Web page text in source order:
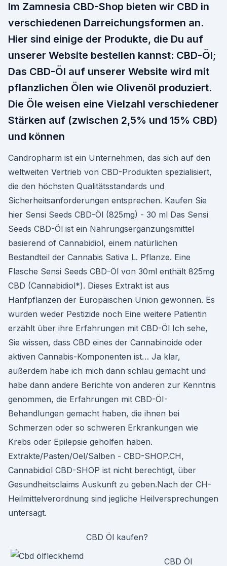
Im Zamnesia CBD-Shop bieten wir CBD in
verschiedenen Darreichungsformen an.
Hier sind einige der Produkte, die Du auf
unserer Website bestellen kannst: CBD-Öl;
Das CBD-Öl auf unserer Website wird mit
pflanzlichen Ölen wie Olivenöl produziert.
Die Öle weisen eine Vielzahl verschiedener
Stärken auf (zwischen 2,5% und 15% CBD)
und können
Candropharm ist ein Unternehmen, das sich auf den
weltweiten Vertrieb von CBD-Produkten spezialisiert,
die den höchsten Qualitätsstandards und
Sicherheitsanforderungen entsprechen. Kaufen Sie
hier Sensi Seeds CBD-Öl (825mg) - 30 ml Das Sensi
Seeds CBD-Öl ist ein Nahrungsergänzungsmittel
basierend of Cannabidiol, einem natürlichen
Bestandteil der Cannabis Sativa L. Pflanze. Eine
Flasche Sensi Seeds CBD-Öl von 30ml enthält 825mg
CBD (Cannabidiol*). Dieses Extrakt ist aus
Hanfpflanzen der Europäischen Union gewonnen. Es
wurden weder Pestizide noch Eine weitere Patientin
erzählt über ihre Erfahrungen mit CBD-Öl Ich sehe,
Sie wissen, dass CBD eines der Cannabinoide oder
aktiven Cannabis-Komponenten ist… Ja klar,
außerdem habe ich mich dann schlau gemacht und
habe dann andere Berichte von anderen zur Kenntnis
genommen, die Erfahrungen mit CBD-ÖI-
Behandlungen gemacht haben, die ihnen bei
Schmerzen oder so schweren Erkrankungen wie
Krebs oder Epilepsie geholfen haben.
Extrakte/Pasten/Oel/Salben - CBD-SHOP.CH,
Cannabidiol CBD-SHOP ist nicht berechtigt, über
Gesundheitsclaims Auskunft zu geben.Nach der CH-
Heilmittelverordnung sind jegliche Heilversprechungen
untersagt.
CBD Öl kaufen?
CBD Öl